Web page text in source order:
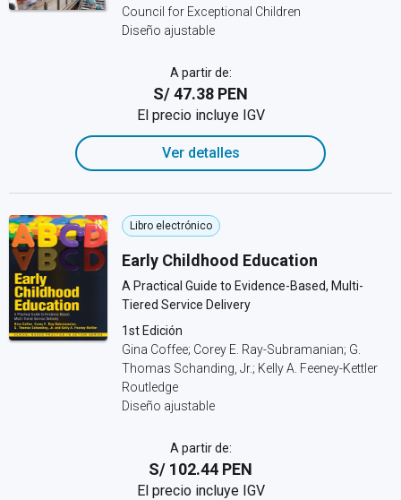
Council for Exceptional Children
Diseño ajustable
A partir de:
S/ 47.38 PEN
El precio incluye IGV
Ver detalles
Libro electrónico
Early Childhood Education
A Practical Guide to Evidence-Based, Multi-
Tiered Service Delivery
1st Edición
Gina Coffee; Corey E. Ray-Subramanian; G.
Thomas Schanding, Jr.; Kelly A. Feeney-Kettler
Routledge
Diseño ajustable
A partir de:
S/ 102.44 PEN
El precio incluye IGV